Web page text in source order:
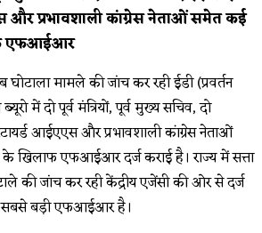
और प्रभावशाली कांग्रेस नेताओं समेत कई
एफआईआर
मामले की जांच कर रही ईडी (प्रवर्तन
में दो पूर्व मंत्रियों, पूर्व मुख्य सचिव, दो
आईएएस और प्रभावशाली कांग्रेस नेताओं
खिलाफ एफआईआर दर्ज कराई है। राज्य में सत्ता
की जांच कर रही केंद्रीय एजेंसी की ओर से दर्ज
बड़ी एफआईआर है।